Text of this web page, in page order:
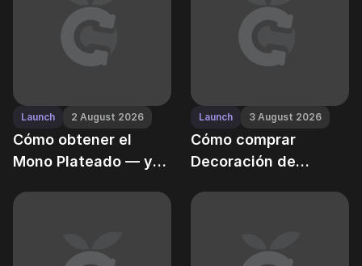
Launch 2 August 2026
Cómo obtener el
Mono Plateado — y
probabilidades de
Launch 3 August 2026
Cómo comprar
Decoración de
alimenta toda la